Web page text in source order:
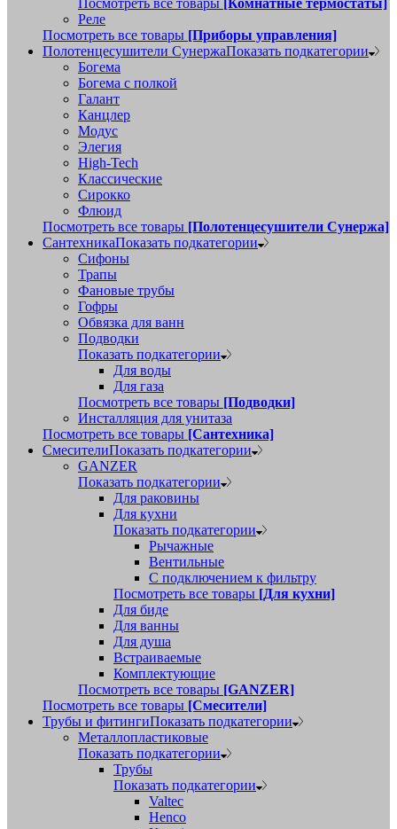
Посмотреть все товары [Комнатные термостаты]
Реле
Посмотреть все товары [Приборы управления]
Полотенцесушители СунержаПоказать подкатегории
Богема
Богема с полкой
Галант
Канцлер
Модус
Элегия
High-Tech
Классические
Сирокко
Флюид
Посмотреть все товары [Полотенцесушители Сунержа]
СантехникаПоказать подкатегории
Сифоны
Трапы
Фановые трубы
Гофры
Обвязка для ванн
Подводки
Показать подкатегории
Для воды
Для газа
Посмотреть все товары [Подводки]
Инсталляция для унитаза
Посмотреть все товары [Сантехника]
СмесителиПоказать подкатегории
GANZER
Показать подкатегории
Для раковины
Для кухни
Показать подкатегории
Рычажные
Вентильные
С подключением к фильтру
Посмотреть все товары [Для кухни]
Для биде
Для ванны
Для душа
Встраиваемые
Комплектующие
Посмотреть все товары [GANZER]
Посмотреть все товары [Смесители]
Трубы и фитингиПоказать подкатегории
Металлопластиковые
Показать подкатегории
Трубы
Показать подкатегории
Valtec
Henco